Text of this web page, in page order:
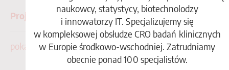
Project Manager - Pharma | Praca
pokaż więcej
naukowcy, statystycy, biotechnolodzy
i innowatorzy IT. Specjalizujemy się
w kompleksowej obsłudze CRO badań klinicznych
w Europie środkowo-wschodniej. Zatrudniamy
obecnie ponad 100 specjalistów.